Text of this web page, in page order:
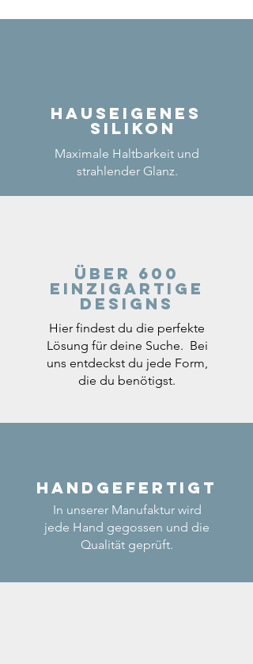
Hauseigenes
Silikon
Maximale Haltbarkeit und
strahlender Glanz.
Über 600
einzigartige
Designs
Hier findest du die perfekte
Lösung für deine Suche. Bei
uns entdeckst du jede Form,
die du benötigst.
Handgefertigt
In unserer Manufaktur wird
jede Hand gegossen und die
Qualität geprüft.